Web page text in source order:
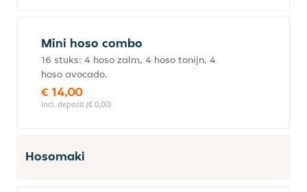
Mini hoso combo
16 stuks: 4 hoso zalm, 4 hoso tonijn, 4
hoso avocado.
€ 14,00
incl. deposit (€ 0,00)
Hosomaki